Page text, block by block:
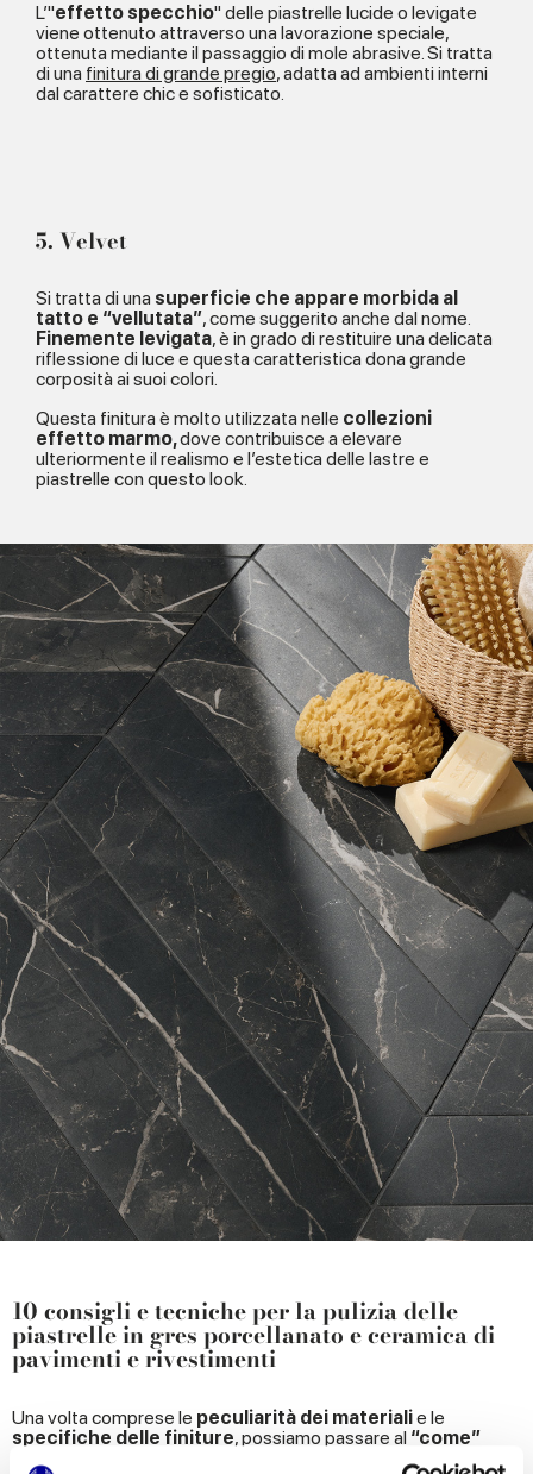
L’"effetto specchio" delle piastrelle lucide o levigate
viene ottenuto attraverso una lavorazione speciale,
ottenuta mediante il passaggio di mole abrasive. Si tratta
di una finitura di grande pregio, adatta ad ambienti interni
dal carattere chic e sofisticato.
5. Velvet
Si tratta di una superficie che appare morbida al
tatto e “vellutata”, come suggerito anche dal nome.
Finemente levigata, è in grado di restituire una delicata
riflessione di luce e questa caratteristica dona grande
corposità ai suoi colori.
Questa finitura è molto utilizzata nelle collezioni
effetto marmo,dove contribuisce a elevare
ulteriormente il realismo e l’estetica delle lastre e
piastrelle con questo look.
10 consigli e tecniche per la pulizia delle
piastrelle in gres porcellanato e ceramica di
pavimenti e rivestimenti
Una volta comprese le peculiarità dei materialie le
specifiche delle finiture, possiamo passare al “come”